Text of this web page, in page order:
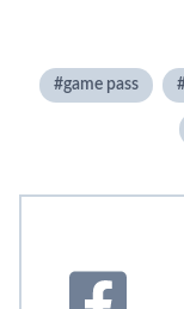
game pass